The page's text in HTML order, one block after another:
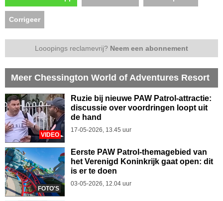
Corrigeer
Looopings reclamevrij? Neem een abonnement
Meer Chessington World of Adventures Resort
VIDEO
Ruzie bij nieuwe PAW Patrol-attractie:
discussie over voordringen loopt uit
de hand
17-05-2026, 13.45 uur
FOTO'S
Eerste PAW Patrol-themagebied van
het Verenigd Koninkrijk gaat open: dit
is er te doen
03-05-2026, 12.04 uur